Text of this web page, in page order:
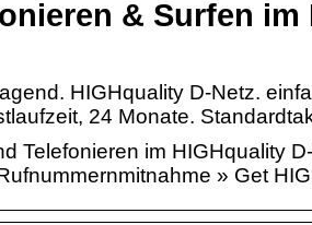
& Surfen
HIGHquality D-Netz.
24 Monate.
Telefonieren im HIGHquality
» Get